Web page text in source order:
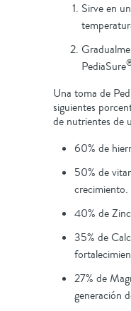
Sirve en
PediaSure
Una toma de
siguientes
de nutrientes de
60% de
50% de
crecimiento.
40% de
35% de
27% de
generación